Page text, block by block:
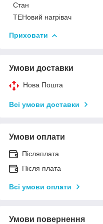
Стан
ТЕНовий нагрівач
Приховати
Умови доставки
Нова Пошта
Всі умови доставки
Умови оплати
Післяплата
Після плата
Всі умови оплати
Умови повернення